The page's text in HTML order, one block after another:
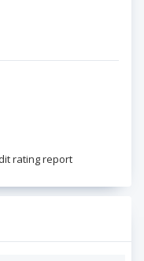
rating report